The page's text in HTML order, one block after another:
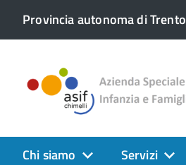
Provincia autonoma di Trento
Chi siamo Servizi